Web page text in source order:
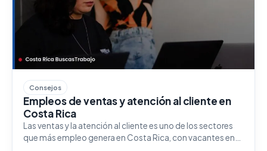
Consejos
Empleos de ventas y atención al cliente en
Costa Rica
Las ventas y la atención al cliente es uno de los sectores
que más empleo genera en Costa Rica, con vacantes en…